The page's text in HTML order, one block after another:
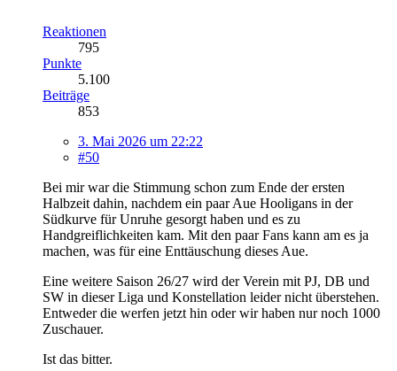
Reaktionen
795
Punkte
5.100
Beiträge
853
3. Mai 2026 um 22:22
#50
Bei mir war die Stimmung schon zum Ende der ersten
Halbzeit dahin, nachdem ein paar Aue Hooligans in der
Südkurve für Unruhe gesorgt haben und es zu
Handgreiflichkeiten kam. Mit den paar Fans kann am es ja
machen, was für eine Enttäuschung dieses Aue.
Eine weitere Saison 26/27 wird der Verein mit PJ, DB und
SW in dieser Liga und Konstellation leider nicht überstehen.
Entweder die werfen jetzt hin oder wir haben nur noch 1000
Zuschauer.
Ist das bitter.